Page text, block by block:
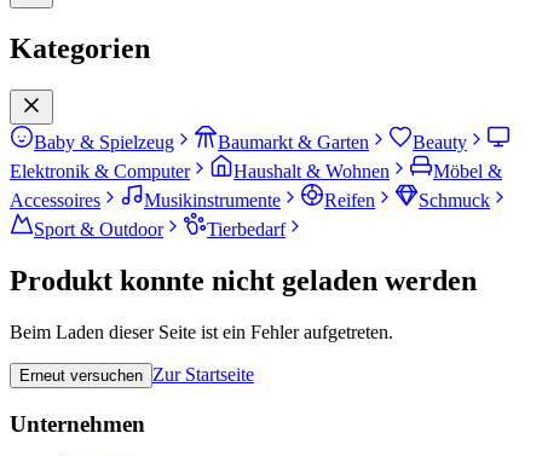
Kategorien
Baby & Spielzeug Baumarkt & Garten
Beauty
Elektronik & Computer
Haushalt & Wohnen
Möbel &
Accessoires
Musikinstrumente Reifen
Schmuck
Sport & Outdoor
Tierbedarf
Produkt konnte nicht geladen werden
Beim Laden dieser Seite ist ein Fehler aufgetreten.
Erneut versuchen Zur Startseite
Unternehmen